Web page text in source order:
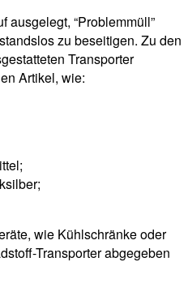
ausgelegt, “Problemmüll”
zu beseitigen. Zu den
Transporter
Artikel, wie:
wie Kühlschränke oder
Transporter abgegeben